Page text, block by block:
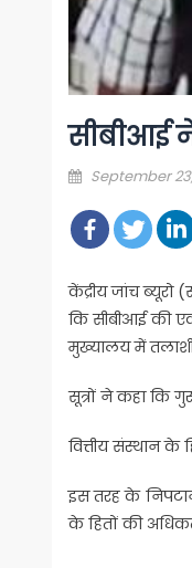
सीबीआई
Posted
September
केंद्रीय जांच
कि सीबीआई की
मुख्यालय में
सूत्रों ने कहा कि
वित्तीय संस्थान के
इस तरह के निपटान
के हितों की